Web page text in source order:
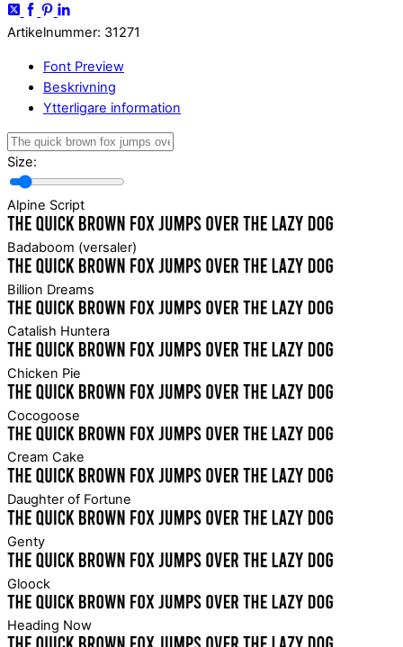
Artikelnummer: 31271
Font Preview
Beskrivning
Ytterligare information
Size:
Alpine Script
Badaboom (versaler)
Billion Dreams
Catalish Huntera
Chicken Pie
Cocogoose
Cream Cake
Daughter of Fortune
Genty
Gloock
Heading Now